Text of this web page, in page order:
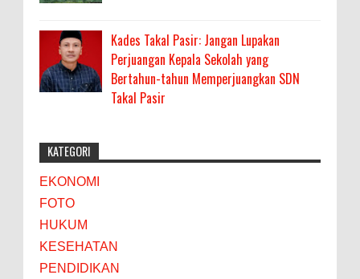
Kades Takal Pasir: Jangan Lupakan
Perjuangan Kepala Sekolah yang
Bertahun-tahun Memperjuangkan SDN
Takal Pasir
KATEGORI
EKONOMI
FOTO
HUKUM
KESEHATAN
PENDIDIKAN